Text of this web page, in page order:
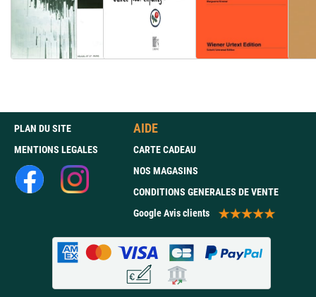
PLAN DU SITE
MENTIONS LEGALES
AIDE
CARTE CADEAU
NOS MAGASINS
CONDITIONS GENERALES DE VENTE
Google Avis clients